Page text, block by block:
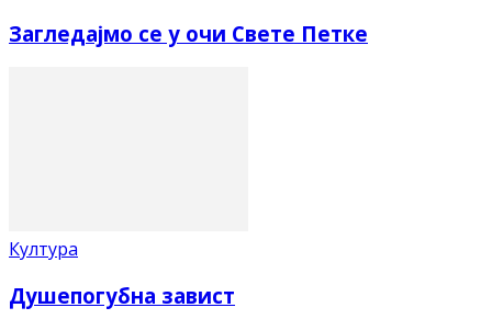
Загледајмо се у очи Свете Петке
Култура
Душепогубна завист